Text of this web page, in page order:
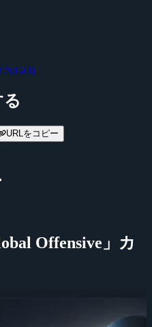
URLをコピー
Offensive」カ